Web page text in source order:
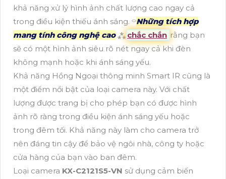
khả năng xử lý hình ảnh chất lượng cao ngay cả
trong điều kiện thiếu ánh sáng. ⌔Những tích hợp
mang tính công nghệ cao⁂chắc chắn rằng bạn
sẽ có một hình ảnh siêu rõ nét ngay cả khi đèn
không mạnh hoặc khi ánh sáng yếu.
Khả năng Hồng Ngoại thông minh Smart IR cũng là
một điểm nổi bật của loại camera này. Với chất
lượng được trang bị cho phép bạn có được hình
ảnh rõ ràng trong điều kiện ánh sáng yếu hoặc
trong đêm tối. Khả năng này làm cho camera trở
nên đáng tin cậy để bảo vệ ngôi nhà, công ty hoặc
cửa hàng của bạn vào ban đêm.
Loại camera KX-C2121S5-VN sử dụng cảm biến